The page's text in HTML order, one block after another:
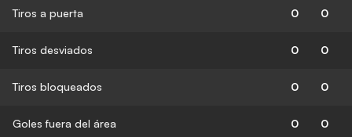
Tiros a puerta 0 0
Tiros desviados 0 0
Tiros bloqueados 0 0
Goles fuera del área 0 0